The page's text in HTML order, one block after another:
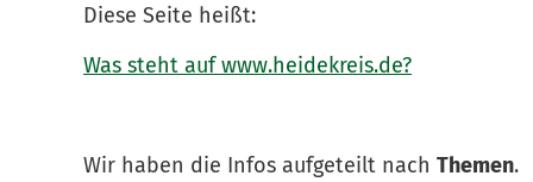
Diese Seite heißt:
Was steht auf www.heidekreis.de?
Wir haben die Infos aufgeteilt nach Themen.